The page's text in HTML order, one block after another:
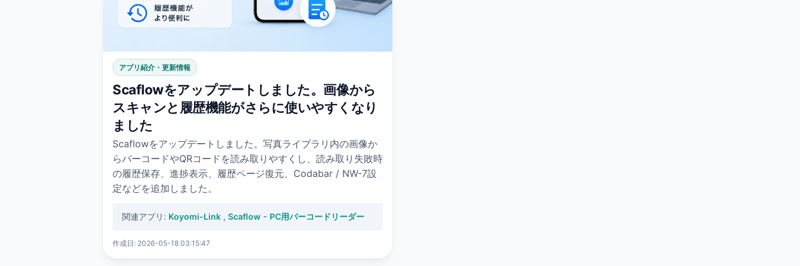
アプリ紹介・更新情報
Scaflowをアップデートしました。画像から
スキャンと履歴機能がさらに使いやすくなり
ました
Scaflowをアップデートしました。写真ライブラリ内の画像か
らバーコードやQRコードを読み取りやすくし、読み取り失敗時
の履歴保存、進捗表示、履歴ページ復元、Codabar / NW-7設
定などを追加しました。
関連アプリ: Koyomi-Link , Scaflow - PC用バーコードリーダー
作成日: 2026-05-18 03:15:47